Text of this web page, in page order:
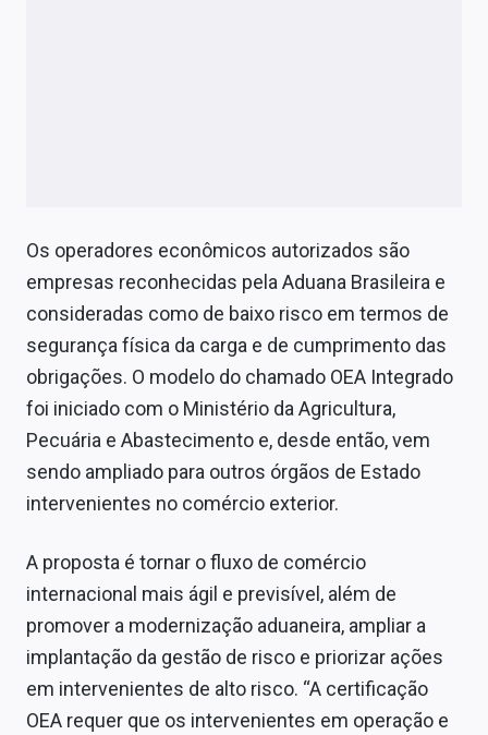
Os operadores econômicos autorizados são
empresas reconhecidas pela Aduana Brasileira e
consideradas como de baixo risco em termos de
segurança física da carga e de cumprimento das
obrigações. O modelo do chamado OEA Integrado
foi iniciado com o Ministério da Agricultura,
Pecuária e Abastecimento e, desde então, vem
sendo ampliado para outros órgãos de Estado
intervenientes no comércio exterior.
A proposta é tornar o fluxo de comércio
internacional mais ágil e previsível, além de
promover a modernização aduaneira, ampliar a
implantação da gestão de risco e priorizar ações
em intervenientes de alto risco. “A certificação
OEA requer que os intervenientes em operação e